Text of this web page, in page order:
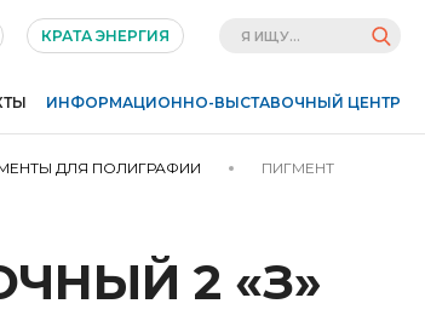
КРАТА ЭНЕРГИЯ
ИНФОРМАЦИОННО-ВЫСТАВОЧНЫЙ ЦЕНТР
ДЛЯ ПОЛИГРАФИИ
ПИГМЕНТ
2 «З»